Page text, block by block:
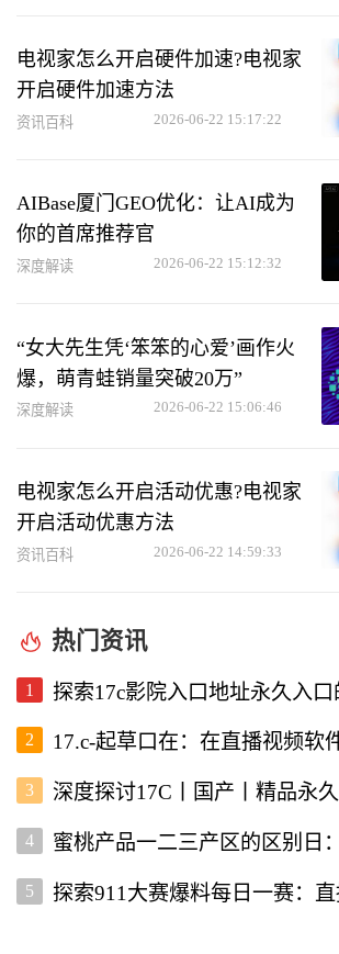
电视家怎么开启硬件加速?电视家
开启硬件加速方法
资讯百科 2026-06-22 15:17:22
AIBase厦门GEO优化：让AI成为
你的首席推荐官
深度解读 2026-06-22 15:12:32
“女大先生凭‘笨笨的心爱’画作火
爆，萌青蛙销量突破20万”
深度解读 2026-06-22 15:06:46
电视家怎么开启活动优惠?电视家
开启活动优惠方法
资讯百科 2026-06-22 14:59:33
热门资讯
1
2
3
4
5